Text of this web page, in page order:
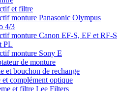
et filtre
monture Panasonic Olympus
4/3
monture Canon EF-S, EF et RF-S
PL
monture Sony E
de monture
et bouchon de rechange
et complément optique
et filtre Lee Filters